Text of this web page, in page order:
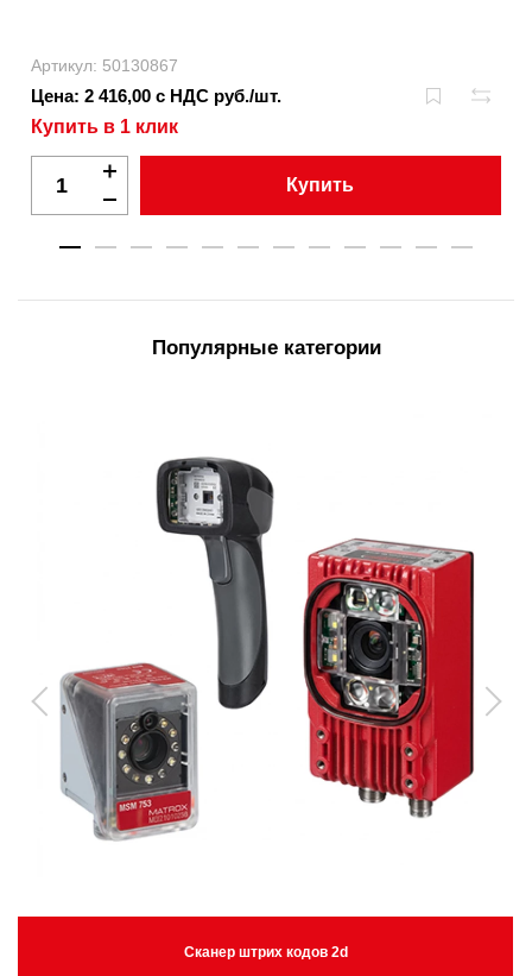
Артикул: 50130867
Цена: 2 416,00 с НДС руб./шт.
Купить в 1 клик
Купить
Популярные категории
Сканер штрих кодов 2d